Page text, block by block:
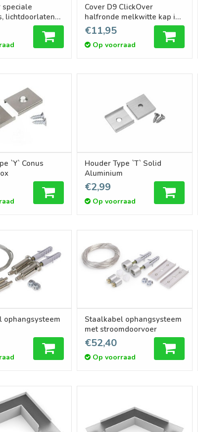
speciale
lichtdoorlatend
van twee
Cover D9 ClickOver
halfronde melkwitte kap in
1m of 2m lengte
€11,95
Op voorraad
`Y` Conus
Houder Type `T` Solid
Aluminium
€2,99
Op voorraad
ophangsysteem
Staalkabel ophangsysteem
met stroomdoorvoer
€52,40
Op voorraad